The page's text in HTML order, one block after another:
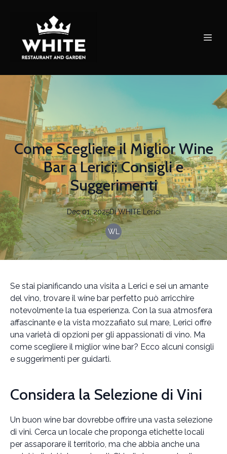
Come Scegliere il Miglior Wine
Bar a Lerici: Consigli e
Suggerimenti
Dec 01, 2025Di WHITE Lerici
WL
Se stai pianificando una visita a Lerici e sei un amante
del vino, trovare il wine bar perfetto può arricchire
notevolmente la tua esperienza. Con la sua atmosfera
affascinante e la vista mozzafiato sul mare, Lerici offre
una varietà di opzioni per gli appassionati di vino. Ma
come scegliere il miglior wine bar? Ecco alcuni consigli
e suggerimenti per guidarti.
Considera la Selezione di Vini
Un buon wine bar dovrebbe offrire una vasta selezione
di vini. Cerca un locale che proponga etichette locali
per assaporare il territorio, ma che abbia anche una